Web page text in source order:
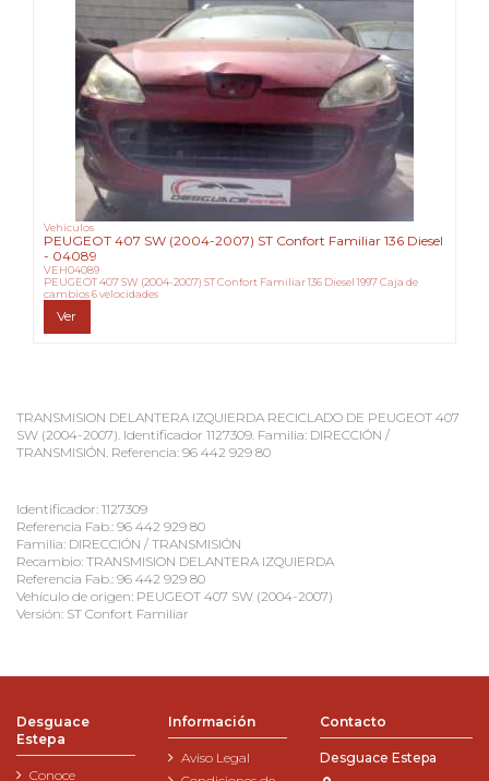
Vehiculos
PEUGEOT 407 SW (2004-2007) ST Confort Familiar 136 Diesel
- 04089
VEH04089
PEUGEOT 407 SW (2004-2007) ST Confort Familiar 136 Diesel 1997 Caja de
cambios 6 velocidades
Ver
TRANSMISION DELANTERA IZQUIERDA RECICLADO DE PEUGEOT 407
SW (2004-2007). Identificador 1127309. Familia: DIRECCIÓN /
TRANSMISIÓN. Referencia: 96 442 929 80
Identificador: 1127309
Referencia Fab.: 96 442 929 80
Familia: DIRECCIÓN / TRANSMISIÓN
Recambio: TRANSMISION DELANTERA IZQUIERDA
Referencia Fab.: 96 442 929 80
Vehículo de origen: PEUGEOT 407 SW (2004-2007)
Versión: ST Confort Familiar
Desguace
Estepa
Conoce
Información
Aviso Legal
Contacto
Desguace Estepa